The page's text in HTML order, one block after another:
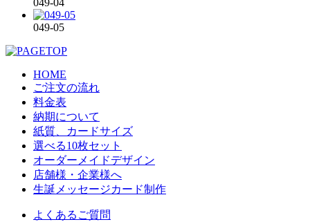
049-05
HOME
ご注文の流れ
料金表
納期について
紙質、カードサイズ
選べる10枚セット
オーダーメイドデザイン
店舗様・企業様へ
生誕メッセージカード制作
よくあるご質問